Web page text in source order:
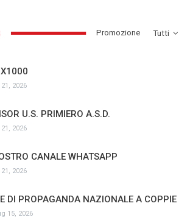
Tutti
­Promozione
2026
U.S. PRIMIERO A.S.D.
2026
CANALE WHATSAPP
2026
DI PROPAGANDA NAZIONALE A COPPIE
15, 2026